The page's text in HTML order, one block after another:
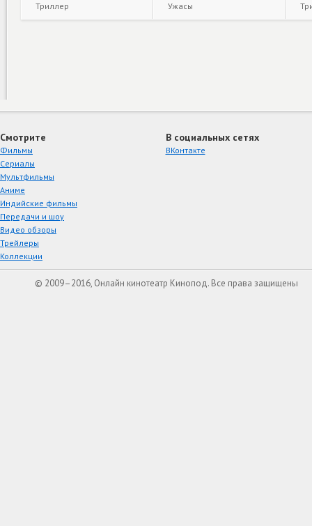
Триллер
Ужасы
Смотрите
Фильмы
Сериалы
Мультфильмы
Аниме
Индийские фильмы
Передачи и шоу
Видео обзоры
Трейлеры
Коллекции
В социальных сетях
ВКонтакте
© 2009–2016, Онлайн кинотеатр Кинопод. Все права защищены